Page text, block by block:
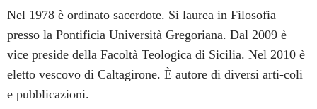
Nel 1978 è ordinato sacerdote. Si laurea in Filosofia
presso la Pontificia Università Gregoriana. Dal 2009 è
vice preside della Facoltà Teologica di Sicilia. Nel 2010 è
eletto vescovo di Caltagirone. È autore di diversi arti-coli
e pubblicazioni.